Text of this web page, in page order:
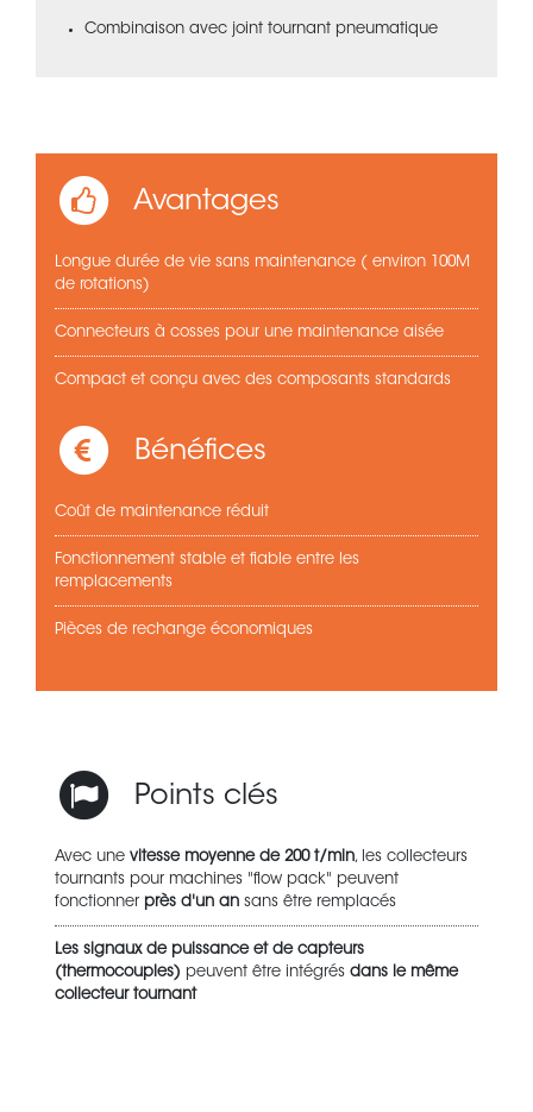
Combinaison avec joint tournant pneumatique
Avantages
Longue durée de vie sans maintenance ( environ 100M
de rotations)
Connecteurs à cosses pour une maintenance aisée
Compact et conçu avec des composants standards
Bénéfices
Coût de maintenance réduit
Fonctionnement stable et fiable entre les
remplacements
Pièces de rechange économiques
Points clés
Avec une vitesse moyenne de 200 t/min, les collecteurs
tournants pour machines "flow pack" peuvent
fonctionner près d'un an sans être remplacés
Les signaux de puissance et de capteurs
(thermocouples) peuvent être intégrés dans le même
collecteur tournant